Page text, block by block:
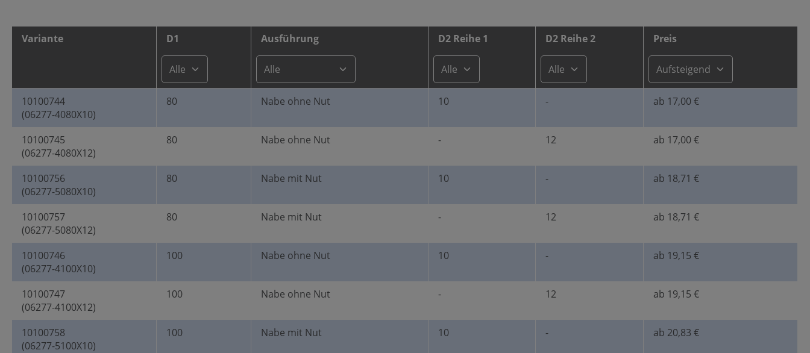
Variante D1 Ausführung D2 Reihe 1 D2 Reihe 2 Preis
10100744
(06277-4080X10)
80 Nabe ohne Nut 10 - ab 17,00 €
10100745
(06277-4080X12)
80 Nabe ohne Nut - 12 ab 17,00 €
10100756
(06277-5080X10)
80 Nabe mit Nut 10 - ab 18,71 €
10100757
(06277-5080X12)
80 Nabe mit Nut - 12 ab 18,71 €
10100746
(06277-4100X10)
100 Nabe ohne Nut 10 - ab 19,15 €
10100747
(06277-4100X12)
100 Nabe ohne Nut - 12 ab 19,15 €
10100758
(06277-5100X10)
100 Nabe mit Nut 10 - ab 20,83 €